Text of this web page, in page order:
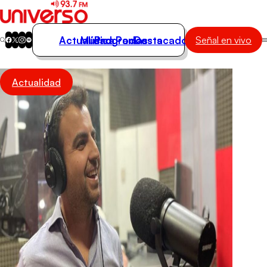
Actualidad
Música
Programas
Podcasts
Destacados
Actualidad
Música
Programas
Podcasts
Destacados Señal en vivo
Actualidad